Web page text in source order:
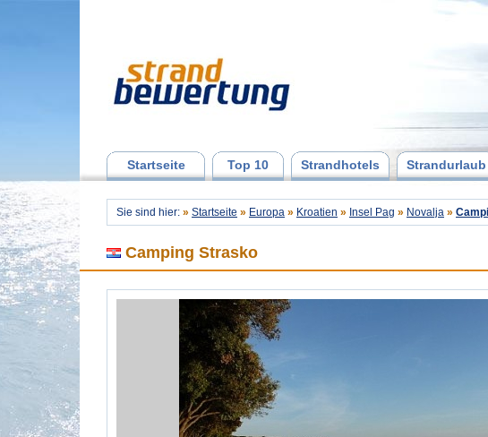
Startseite Top 10 Strandhotels Strandurlaub
Sie sind hier: » Startseite » Europa » Kroatien » Insel Pag » Novalja »
Camping Strasko